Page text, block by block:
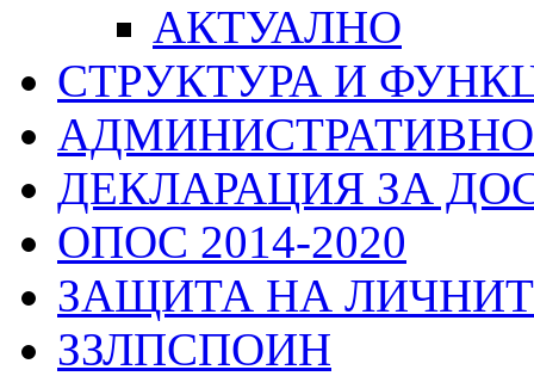
АКТУАЛНО
СТРУКТУРА И
ДЕКЛАРАЦИЯ ЗА
ОПОС 2014-2020
ЗАЩИТА НА
ЗЗЛПСПОИН